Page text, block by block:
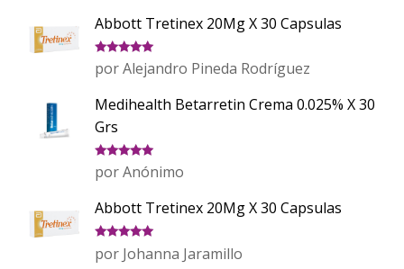
Abbott Tretinex 20Mg X 30 Capsulas
Valorado
con
de 5
por Alejandro Pineda Rodríguez
Medihealth Betarretin Crema 0.025% X 30
Grs
Valorado
con
de 5
por Anónimo
Abbott Tretinex 20Mg X 30 Capsulas
Valorado
con 5de 5
por Johanna Jaramillo